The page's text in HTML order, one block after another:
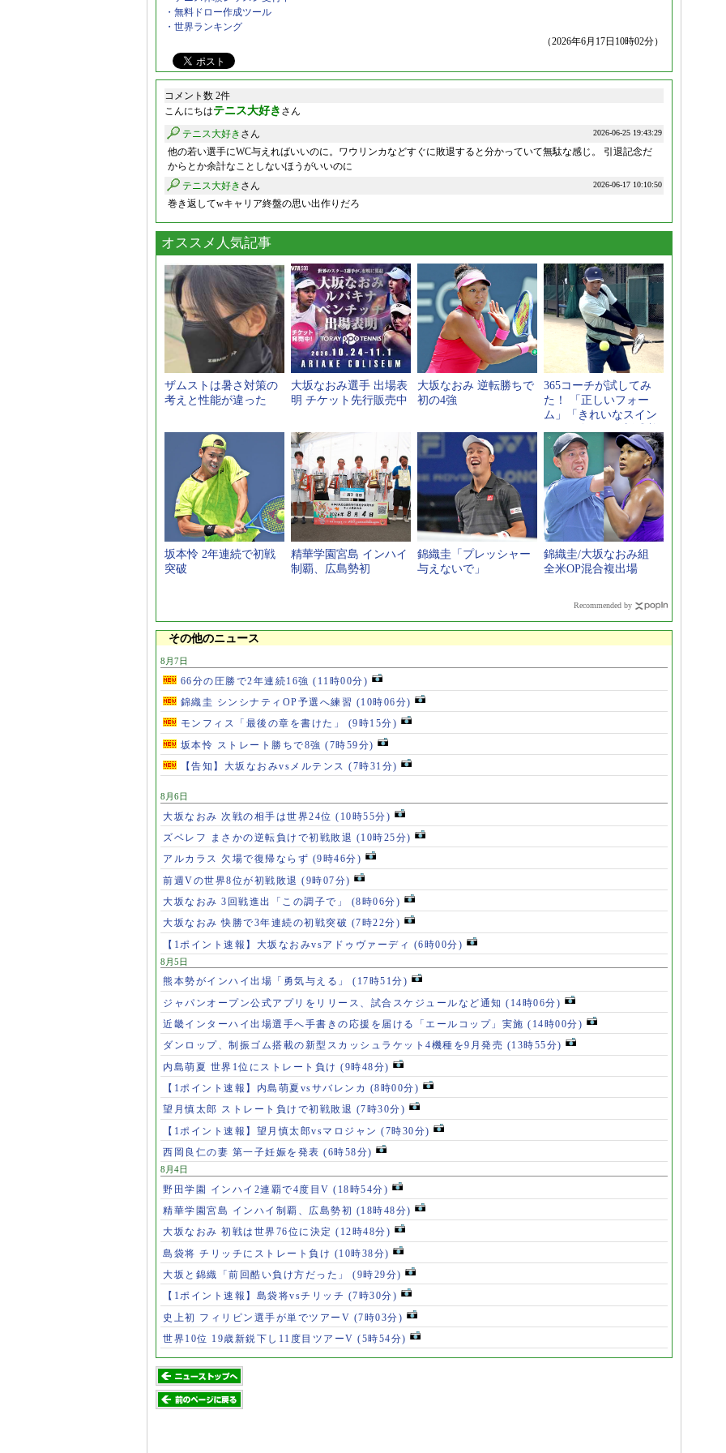
・無料ドロー作成ツール
・世界ランキング
（2026年6月17日10時02分）
コメント数 2件
こんにちはテニス大好き さん
2026-06-25 19:43:29
テニス大好き さん
他の若い選手にWC与えればいいのに。ワウリンカなどすぐに敗退すると分かっていて無駄な感じ。 引退記念だ
からとか余計なことしないほうがいいのに
2026-06-17 10:10:50
テニス大好き さん
巻き返してwキャリア終盤の思い出作りだろ
オススメ人気記事
ザムストは暑さ対策の
考えと性能が違った
大坂なおみ選手 出場表
明 チケット先行販売中
大坂なおみ 逆転勝ちで
初の4強
365コーチが試してみ
た！ 「正しいフォー
ム」「きれいなスイン
グ」が身につく新感覚
スポーツギア
坂本怜 2年連続で初戦
突破
精華学園宮島 インハイ
制覇、広島勢初
錦織圭「プレッシャー
与えないで」
錦織圭/大坂なおみ組
全米OP混合複出場
Recommended by
その他のニュース
8月7日
66分の圧勝で2年連続16強 (11時00分)
錦織圭 シンシナティOP予選へ練習 (10時06分)
モンフィス「最後の章を書けた」 (9時15分)
坂本怜 ストレート勝ちで8強 (7時59分)
【告知】大坂なおみvsメルテンス (7時31分)
8月6日
大坂なおみ 次戦の相手は世界24位 (10時55分)
ズベレフ まさかの逆転負けで初戦敗退 (10時25分)
アルカラス 欠場で復帰ならず (9時46分)
前週Vの世界8位が初戦敗退 (9時07分)
大坂なおみ 3回戦進出「この調子で」 (8時06分)
大坂なおみ 快勝で3年連続の初戦突破 (7時22分)
【1ポイント速報】大坂なおみvsアドゥヴァーディ (6時00分)
8月5日
熊本勢がインハイ出場「勇気与える」 (17時51分)
ジャパンオープン公式アプリをリリース、試合スケジュールなど通知 (14時06分)
近畿インターハイ出場選手へ手書きの応援を届ける「エールコップ」実施 (14時00分)
ダンロップ、制振ゴム搭載の新型スカッシュラケット4機種を9月発売 (13時55分)
内島萌夏 世界1位にストレート負け (9時48分)
【1ポイント速報】内島萌夏vsサバレンカ (8時00分)
望月慎太郎 ストレート負けで初戦敗退 (7時30分)
【1ポイント速報】望月慎太郎vsマロジャン (7時30分)
西岡良仁の妻 第一子妊娠を発表 (6時58分)
8月4日
野田学園 インハイ2連覇で4度目V (18時54分)
精華学園宮島 インハイ制覇、広島勢初 (18時48分)
大坂なおみ 初戦は世界76位に決定 (12時48分)
島袋将 チリッチにストレート負け (10時38分)
大坂と錦織「前回酷い負け方だった」 (9時29分)
【1ポイント速報】島袋将vsチリッチ (7時30分)
史上初 フィリピン選手が単でツアーV (7時03分)
世界10位 19歳新鋭下し11度目ツアーV (5時54分)